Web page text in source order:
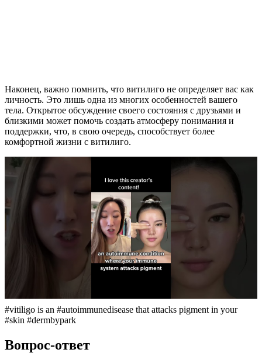
Наконец, важно помнить, что витилиго не определяет вас как
личность. Это лишь одна из многих особенностей вашего
тела. Открытое обсуждение своего состояния с друзьями и
близкими может помочь создать атмосферу понимания и
поддержки, что, в свою очередь, способствует более
комфортной жизни с витилиго.
#vitiligo is an #autoimmunedisease that attacks pigment in your
#skin #dermbypark
Вопрос-ответ